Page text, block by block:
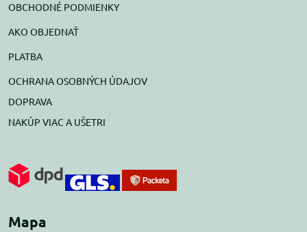
OBCHODNÉ PODMIENKY
AKO OBJEDNAŤ
PLATBA
OCHRANA OSOBNÝCH ÚDAJOV
DOPRAVA
NAKÚP VIAC A UŠETRI
Mapa